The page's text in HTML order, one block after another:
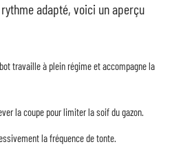
adapté, voici un aperçu
travaille à plein régime et accompagne la
la coupe pour limiter la soif du gazon.
la fréquence de tonte.